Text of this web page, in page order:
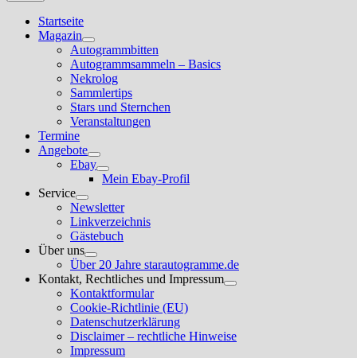
Startseite
Magazin
Untermenü
anzeigen
Autogrammbitten
Autogrammsammeln – Basics
Nekrolog
Sammlertips
Stars und Sternchen
Veranstaltungen
Termine
Angebote
Untermenü
anzeigen
Ebay
Untermenü
anzeigen
Mein Ebay-Profil
Service
Untermenü
anzeigen
Newsletter
Linkverzeichnis
Gästebuch
Über uns
Untermenü
anzeigen
Über 20 Jahre starautogramme.de
Kontakt, Rechtliches und Impressum
Untermenü
Kontaktformular
Cookie-Richtlinie (EU)
Datenschutzerklärung
Disclaimer – rechtliche Hinweise
Impressum